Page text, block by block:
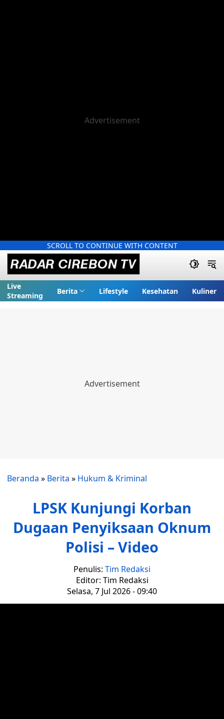
SCROLL TO CONTINUE WITH CONTENT
Live
Streaming
Berita Lifestyle Kesehatan Kuliner
Beranda » Berita » Hukum & Kriminal
LPSK Kunjungi Korban
Dugaan Penyiksaan Oknum
Polisi – Video
Penulis: Tim Redaksi
Editor: Tim Redaksi
Selasa, 7 Jul 2026 - 09:40